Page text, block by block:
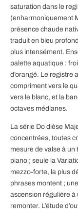
saturation dans le
(enharmoniquement
présence chaude
traduit en bleu
plus intensément.
palette aquatique :
d’orangé. Le registre
compriment vers le
vers le blanc, et la
octaves médianes.
La série Do dièse
concentrées, toutes
mesure de valse à
piano ; seule la
mezzo-forte, la plus
phrases montent ;
ascension régulière à
remonter. L’étude